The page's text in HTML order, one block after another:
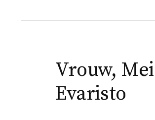
Vrouw,
Evaristo